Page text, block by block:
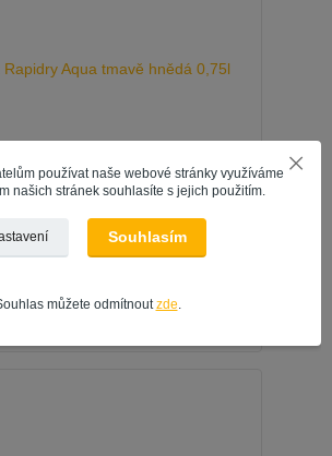
Aqua tmavě hnědá 0,75l
používat naše webové stránky využíváme
našich stránek souhlasíte s jejich použitím.
Souhlasím
můžete odmítnout zde